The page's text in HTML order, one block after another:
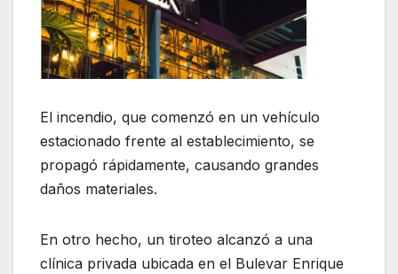
El incendio, que comenzó en un vehículo
estacionado frente al establecimiento, se
propagó rápidamente, causando grandes
daños materiales.
En otro hecho, un tiroteo alcanzó a una
clínica privada ubicada en el Bulevar Enrique